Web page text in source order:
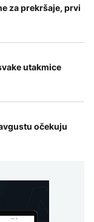
za prekršaje, prvi
utakmice
očekuju